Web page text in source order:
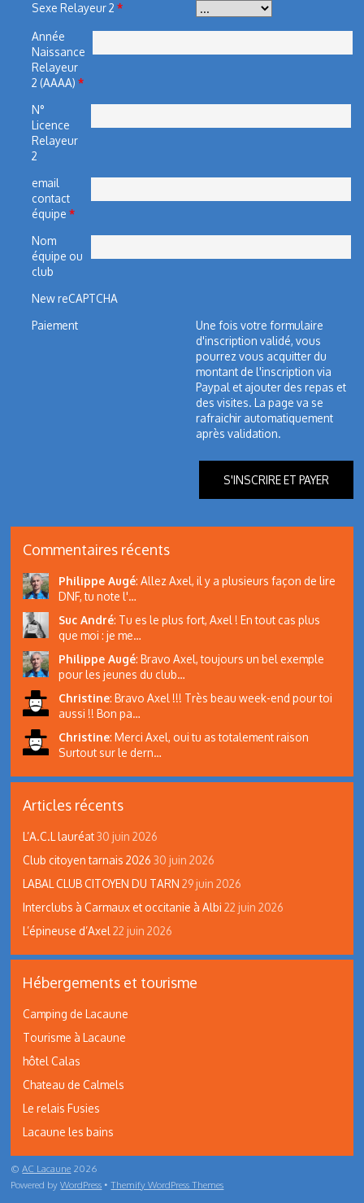
Sexe Relayeur 2*
Année
Naissance
Relayeur
2 (AAAA)*
N°
Licence
Relayeur
2
email
contact
équipe*
Nom
équipe ou
club
New reCAPTCHA
Paiement
Une fois votre formulaire
d'inscription validé, vous
pourrez vous acquitter du
montant de l'inscription via
Paypal et ajouter des repas et
des visites. La page va se
rafraichir automatiquement
après validation.
Commentaires récents
Philippe Augé: Allez Axel, il y a plusieurs façon de lire
DNF, tu note l'…
Suc André: Tu es le plus fort, Axel ! En tout cas plus
que moi : je me…
Philippe Augé: Bravo Axel, toujours un bel exemple
pour les jeunes du club…
Christine: Bravo Axel !!! Très beau week-end pour toi
aussi !! Bon pa…
Christine: Merci Axel, oui tu as totalement raison
Surtout sur le dern…
Articles récents
L’A.C.L lauréat 30 juin 2026
Club citoyen tarnais 2026 30 juin 2026
LABAL CLUB CITOYEN DU TARN 29 juin 2026
Interclubs à Carmaux et occitanie à Albi 22 juin 2026
L’épineuse d’Axel 22 juin 2026
Hébergements et tourisme
Camping de Lacaune
Tourisme à Lacaune
hôtel Calas
Chateau de Calmels
Le relais Fusies
Lacaune les bains
©AC Lacaune 2026
Powered byWordPress •Themify WordPress Themes